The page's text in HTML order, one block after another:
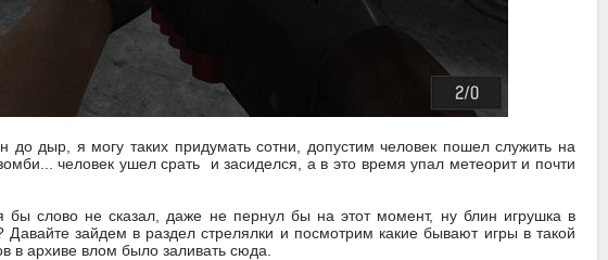
дыр, я могу таких придумать сотни, допустим человек пошел служить на
человек ушел срать и засиделся, а в это время упал метеорит и почти
слово не сказал, даже не пернул бы на этот момент, ну блин игрушка в
зайдем в раздел стрелялки и посмотрим какие бывают игры в такой
в архиве влом было заливать сюда.